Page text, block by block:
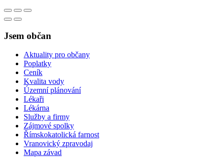
Jsem občan
Aktuality pro občany
Poplatky
Ceník
Kvalita vody
Územní plánování
Lékaři
Lékárna
Služby a firmy
Zájmové spolky
Římskokatolická farnost
Vranovický zpravodaj
Mapa závad